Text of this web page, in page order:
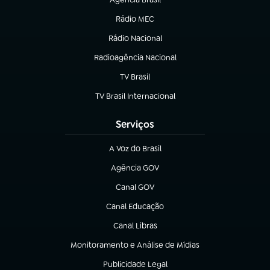
(abre em nova aba)
Rádio MEC
(abre em nova aba)
Rádio Nacional
Radioagência Nacional
(abre em nova aba)
TV Brasil
(abre em nova aba)
TV Brasil Internacional
(abre em nova aba)
Serviços
A Voz do Brasil
(abre em nova aba)
Agência GOV
(abre em nova aba)
Canal GOV
(abre em nova aba)
Canal Educação
(abre em nova aba)
Canal Libras
(abre em nova aba)
Monitoramento e Análise de Mídias
(abre em nova aba)
Publicidade Legal